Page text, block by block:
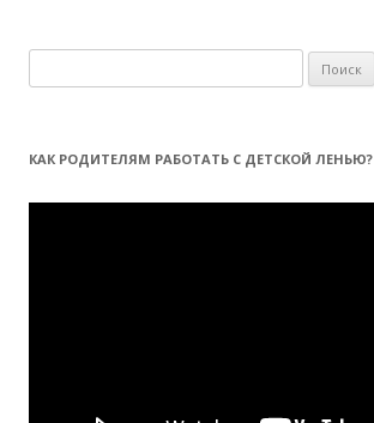
а
т
:
КАК РОДИТЕЛЯМ РАБОТАТЬ С ДЕТСКОЙ ЛЕНЬЮ?
Видеоплеер